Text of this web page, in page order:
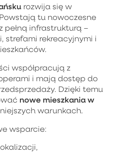
rozwija się w
tu nowoczesne
pełną infrastrukturą –
strefami rekreacyjnymi i
współpracują z
i mają dostęp do
Dzięki temu
nowe mieszkania w
warunkach.
wsparcie: